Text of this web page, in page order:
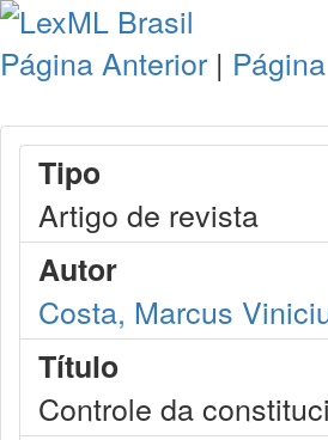
Página Anterior |
Tipo
Artigo de revista
Autor
Costa, Marcus
Título
Controle da